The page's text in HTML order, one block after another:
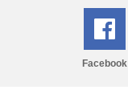
Facebook